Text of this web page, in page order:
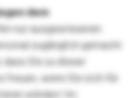
dem
nur ausgewiesenen
zugänglich gemacht
Sie zu dieser
freuen, wenn Sie sich für
würden! Im